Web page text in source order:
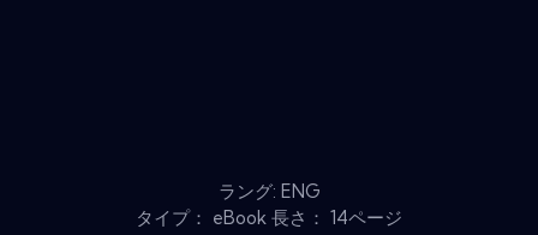
ラング: ENG
タイプ： eBook 長さ： 14ページ